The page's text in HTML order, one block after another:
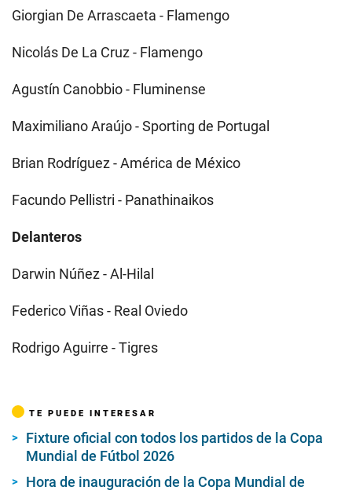
Giorgian De Arrascaeta - Flamengo
Nicolás De La Cruz - Flamengo
Agustín Canobbio - Fluminense
Maximiliano Araújo - Sporting de Portugal
Brian Rodríguez - América de México
Facundo Pellistri - Panathinaikos
Delanteros
Darwin Núñez - Al-Hilal
Federico Viñas - Real Oviedo
Rodrigo Aguirre - Tigres
TE PUEDE INTERESAR
Fixture oficial con todos los partidos de la Copa
Mundial de Fútbol 2026
Hora de inauguración de la Copa Mundial de